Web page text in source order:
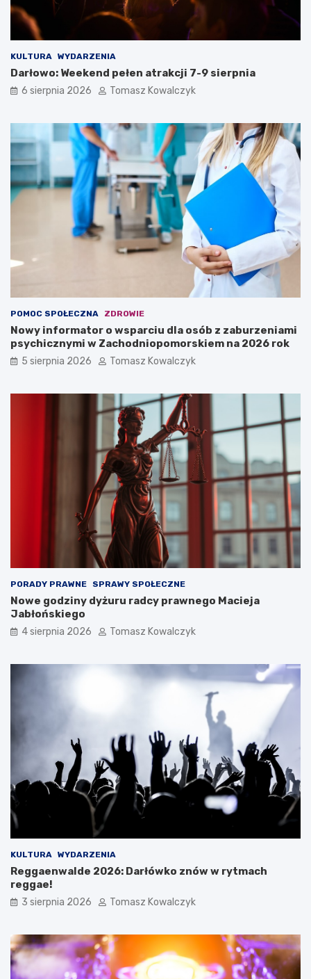
KULTURA WYDARZENIA
Darłowo: Weekend pełen atrakcji 7-9 sierpnia
6 sierpnia 2026 Tomasz Kowalczyk
POMOC SPOŁECZNA ZDROWIE
Nowy informator o wsparciu dla osób z zaburzeniami
psychicznymi w Zachodniopomorskiem na 2026 rok
5 sierpnia 2026 Tomasz Kowalczyk
PORADY PRAWNE SPRAWY SPOŁECZNE
Nowe godziny dyżuru radcy prawnego Macieja
Jabłońskiego
4 sierpnia 2026 Tomasz Kowalczyk
KULTURA WYDARZENIA
Reggaenwalde 2026: Darłówko znów w rytmach
reggae!
3 sierpnia 2026 Tomasz Kowalczyk